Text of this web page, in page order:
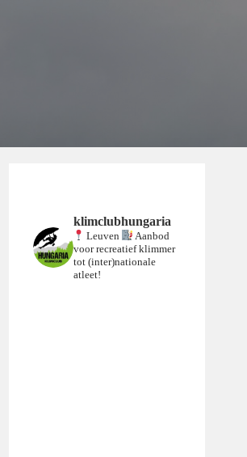
klimclubhungaria
Leuven
Aanbod
voor recreatief klimmer
tot (inter)nationale
atleet!